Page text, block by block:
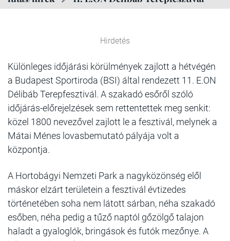
Hirdetés
Különleges időjárási körülmények zajlott a hétvégén
a Budapest Sportiroda (BSI) által rendezett 11. E.ON
Délibáb Terepfesztivál. A szakadó esőről szóló
időjárás-előrejelzések sem rettentettek meg senkit:
közel 1800 nevezővel zajlott le a fesztivál, melynek a
Mátai Ménes lovasbemutató pályája volt a
központja.
A Hortobágyi Nemzeti Park a nagyközönség elől
máskor elzárt területein a fesztivál évtizedes
történetében soha nem látott sárban, néha szakadó
esőben, néha pedig a tűző naptól gőzölgő talajon
haladt a gyaloglók, bringások és futók mezőnye. A